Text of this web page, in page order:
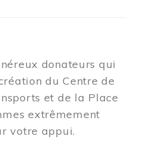
donateurs qui
du Centre de
et de la Place
extrêmement
votre appui.